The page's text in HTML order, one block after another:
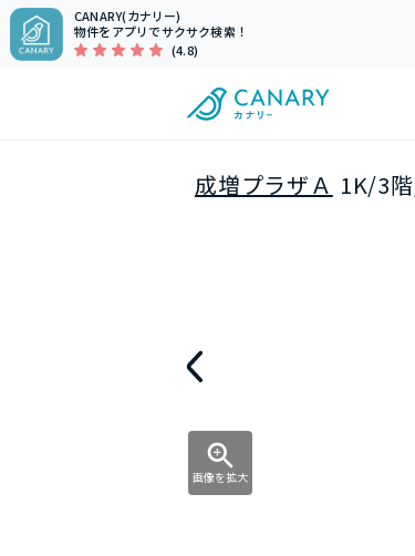
CANARY(カナリー)
物件をアプリでサクサク検索！
(4.8)
成増プラザＡ 1K/3
画像を拡大